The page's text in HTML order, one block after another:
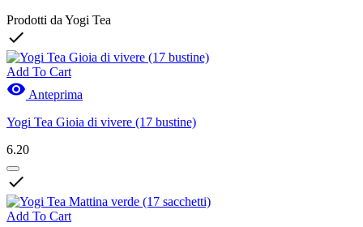
Prodotti da Yogi Tea

Add To Cart
 Anteprima
Yogi Tea Gioia di vivere (17 bustine)
6.20

Add To Cart